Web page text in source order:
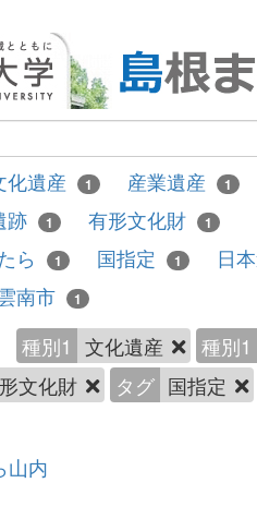
化遺産 1 産業遺産 1
跡 1 有形文化財 1
ら 1 国指定 1
日
南市 1
種別1 文化遺産
種別1
文化財 タグ 国指定
山内